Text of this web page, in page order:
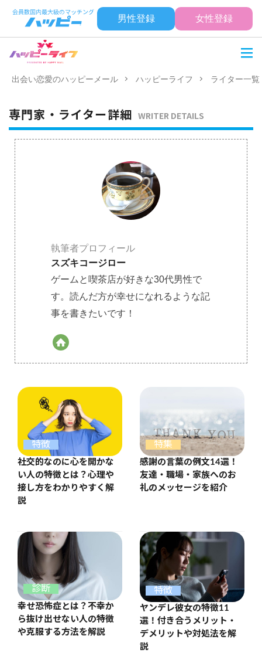
男性登録 女性登録
出会い恋愛のハッピーメール ハッピーライフ ライター一覧
専門家・ライター詳細 WRITER DETAILS
執筆者プロフィール
スズキコージロー
ゲームと喫茶店が好きな30代男性で
す。読んだ方が幸せになれるような記
事を書きたいです！
特徴
社交的なのに心を開かな
い人の特徴とは？心理や
接し方をわかりやすく解
説
特集
感謝の言葉の例文14選！
友達・職場・家族へのお
礼のメッセージを紹介
診断
幸せ恐怖症とは？不幸か
ら抜け出せない人の特徴
や克服する方法を解説
特徴
ヤンデレ彼女の特徴11
選！付き合うメリット・
デメリットや対処法を解
説